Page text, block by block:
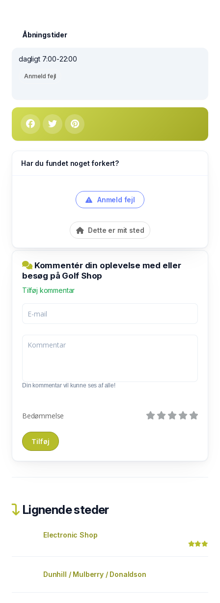
Åbningstider
dagligt 7:00-22:00
Anmeld fejl
Har du fundet noget forkert?
Anmeld fejl
Dette er mit sted
Kommentér din oplevelse med eller
besøg på Golf Shop
Tilføj kommentar
Din kommentar vil kunne ses af alle!
Bedømmelse
Lignende steder
Electronic Shop
Dunhill / Mulberry / Donaldson